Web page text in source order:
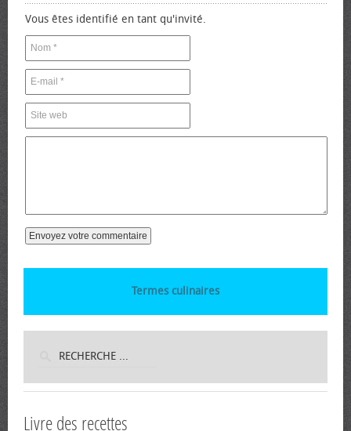
Vous êtes identifié en tant qu'invité.
Termes culinaires
Livre des recettes